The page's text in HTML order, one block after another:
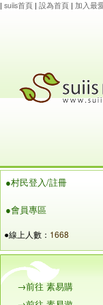
| suiis首頁 | 設為首頁 | 加入最
●村民登入/註冊
●會員專區
●線上人數： 1668
→前往 素易購